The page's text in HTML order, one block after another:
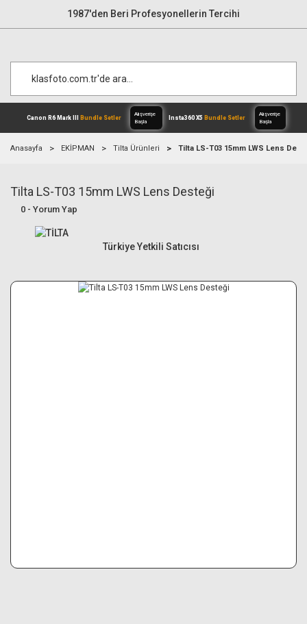
1987'den Beri Profesyonellerin Tercihi
Canon R6 Mark IIIBundle Setler
Anasayfa EKİPMAN Tilta Ürünleri Tilta LS-T03 15mm LWS Lens
Tilta LS-T03 15mm LWS Lens Desteği
0 - Yorum Yap
Türkiye Yetkili Satıcısı